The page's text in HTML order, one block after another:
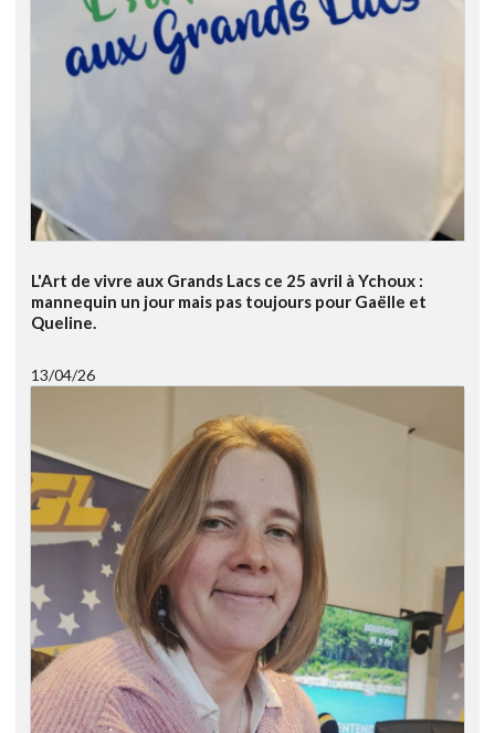
L'Art de vivre aux Grands Lacs ce 25 avril à Ychoux :
mannequin un jour mais pas toujours pour Gaëlle et
Queline.
13/04/26